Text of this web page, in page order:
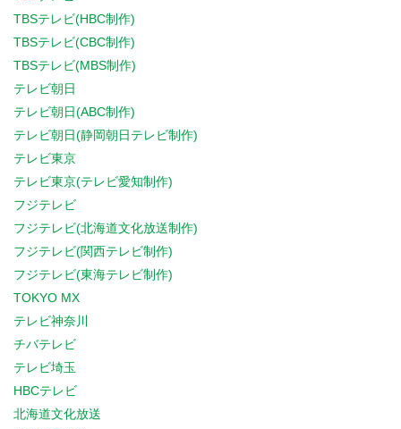
TBSテレビ(HBC制作)
TBSテレビ(CBC制作)
TBSテレビ(MBS制作)
テレビ朝日
テレビ朝日(ABC制作)
テレビ朝日(静岡朝日テレビ制作)
テレビ東京
テレビ東京(テレビ愛知制作)
フジテレビ
フジテレビ(北海道文化放送制作)
フジテレビ(関西テレビ制作)
フジテレビ(東海テレビ制作)
TOKYO MX
テレビ神奈川
チバテレビ
テレビ埼玉
HBCテレビ
北海道文化放送